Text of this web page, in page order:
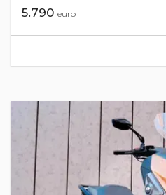
5.790 euro